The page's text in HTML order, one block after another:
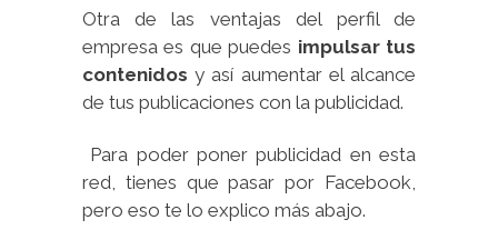
Otra de las ventajas del
perfil de
empresa es que puedes impulsar tus
contenidos y así aumentar el alcance
de tus publicaciones con la publicidad.
Para poder poner publicidad en esta
red, tienes que pasar por Facebook,
pero eso te lo explico más abajo.